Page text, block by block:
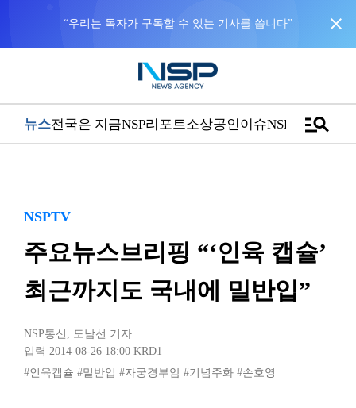
NSP통신을 구글 선호 매체로 추가 바로가기 close
뉴스전국은 지금NSP리포트소상공인이슈NSPTVmanage_search
NSPTV
주요뉴스브리핑 “‘인육 캡슐’
최근까지도 국내에 밀반입”
NSP통신 , 도남선 기자
입력 2014-08-26 18:00 KRD1
#인육캡슐 #밀반입 #자궁경부암 #기념주화 #손호영